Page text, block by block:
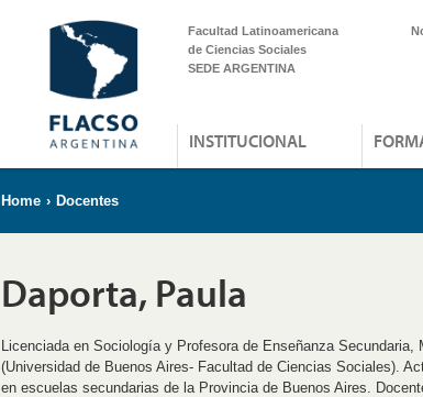
Facultad Latinoamericana
de Ciencias Sociales
SEDE ARGENTINA
INSTITUCIONAL
Home › Docentes
Daporta, Paula
Licenciada en Sociología y Profesora de Enseñanza
(Universidad de Buenos Aires- Facultad de Ciencias Sociales).
en escuelas secundarias de la Provincia de Buenos Aires.